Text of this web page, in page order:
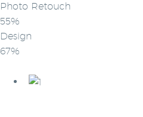
Photo Retouch
55%
Design
67%